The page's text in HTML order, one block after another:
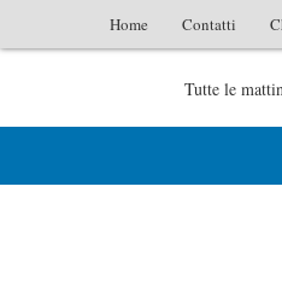
Home Contatti
Le